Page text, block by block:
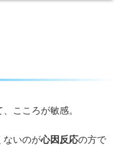
こころが敏感。
ないのが心因反応の方で